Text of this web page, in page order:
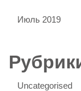
Июль 2019
Uncategorised